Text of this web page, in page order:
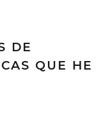
DE
QUE HE